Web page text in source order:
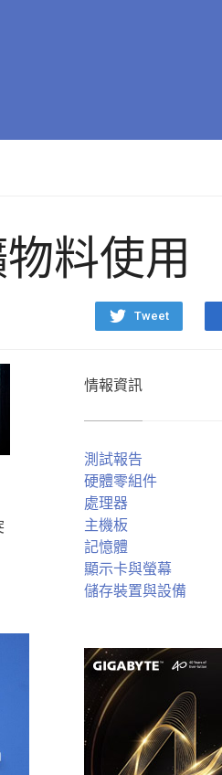
料使用
Tweet
情報資訊
測試報告
硬體零組件
處理器
主機板
記憶體
顯示卡與螢幕
儲存裝置與設備